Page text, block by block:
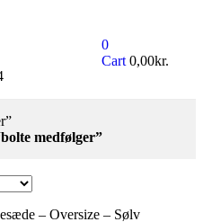
0
Cart 0,00kr.
medfølger”